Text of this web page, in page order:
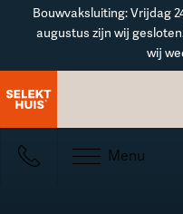
Button Text
Bouwvaksluiting: Vrijdag
augustus zijn wij
wij
Menu